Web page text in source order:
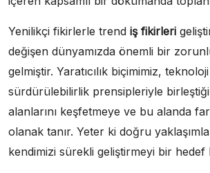
Yenilikçi fikirlerle trend iş fikirleri
değişen dünyamızda önemli bir
gelmiştir. Yaratıcılık biçimimiz,
sürdürülebilirlik prensipleriyle
alanlarını keşfetmeye ve bu alanda
olanak tanır. Yeter ki doğru
kendimizi sürekli geliştirmeyi bir hedef